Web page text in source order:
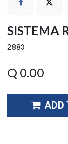
SISTEMA
2883
Q 0.00
ADD